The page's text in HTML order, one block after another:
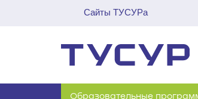
Сайты ТУСУРа
Образовательные